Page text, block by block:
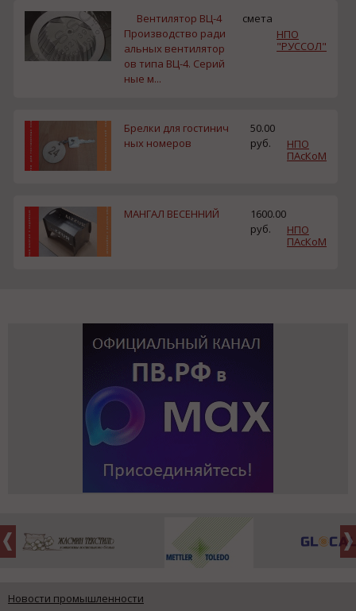
Вентилятор ВЦ-4
Производство ради
альных вентилятор
ов типа ВЦ-4. Серий
ные м...
смета
НПО
"РУССОЛ"
Брелки для гостинич
ных номеров
50.00
руб.
НПО
ПАсКоМ
МАНГАЛ ВЕСЕННИЙ
1600.00
руб.
НПО
ПАсКоМ
Новости промышленности